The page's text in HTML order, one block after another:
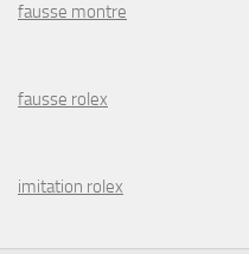
fausse montre
fausse rolex
imitation rolex